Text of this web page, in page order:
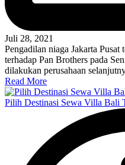
Juli 28, 2021
Pengadilan niaga Jakarta
terhadap Pan Brothers pada
dilakukan perusahaan
Read More
Pilih Destinasi Sewa Villa Bali